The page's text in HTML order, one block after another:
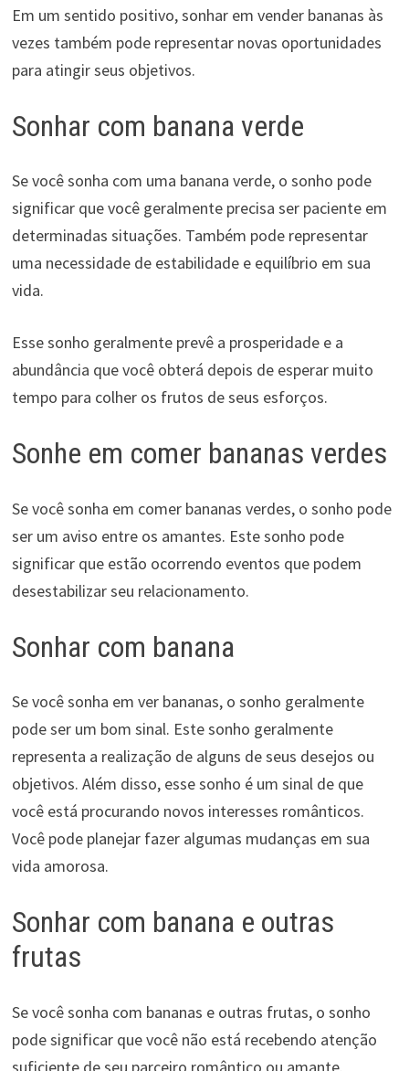
Em um sentido positivo, sonhar em vender bananas às
vezes também pode representar novas oportunidades
para atingir seus objetivos.
Sonhar com banana verde
Se você sonha com uma banana verde, o sonho pode
significar que você geralmente precisa ser paciente em
determinadas situações. Também pode representar
uma necessidade de estabilidade e equilíbrio em sua
vida.
Esse sonho geralmente prevê a prosperidade e a
abundância que você obterá depois de esperar muito
tempo para colher os frutos de seus esforços.
Sonhe em comer bananas verdes
Se você sonha em comer bananas verdes, o sonho pode
ser um aviso entre os amantes. Este sonho pode
significar que estão ocorrendo eventos que podem
desestabilizar seu relacionamento.
Sonhar com banana
Se você sonha em ver bananas, o sonho geralmente
pode ser um bom sinal. Este sonho geralmente
representa a realização de alguns de seus desejos ou
objetivos. Além disso, esse sonho é um sinal de que
você está procurando novos interesses românticos.
Você pode planejar fazer algumas mudanças em sua
vida amorosa.
Sonhar com banana e outras
frutas
Se você sonha com bananas e outras frutas, o sonho
pode significar que você não está recebendo atenção